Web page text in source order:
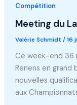
Compétition
Meeting du
Valérie Schmidt /16
Ce week-end 36
Renens en grand
nouvelles
aux